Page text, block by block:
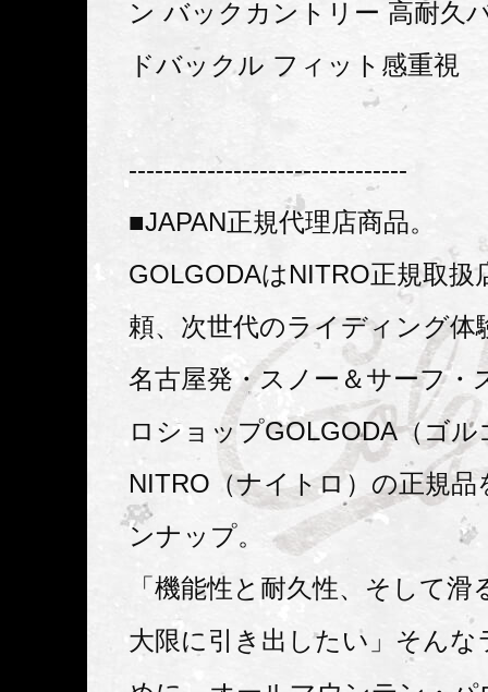
ン バックカントリー 高耐久
ドバックル フィット感重視
--------------------------------
■JAPAN正規代理店商品。
GOLGODAはNITRO正規取扱
頼、次世代のライディング体
名古屋発・スノー＆サーフ・
ロショップGOLGODA（ゴ
NITRO（ナイトロ）の正規
ンナップ。
「機能性と耐久性、そして
大限に引き出したい」そんな